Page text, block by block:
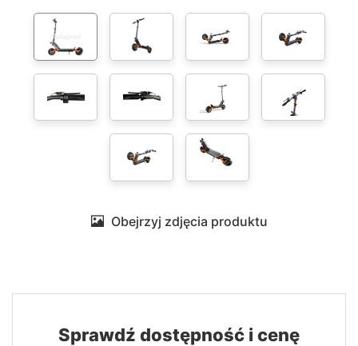
Obejrzyj zdjęcia produktu
Sprawdź dostępność i cenę